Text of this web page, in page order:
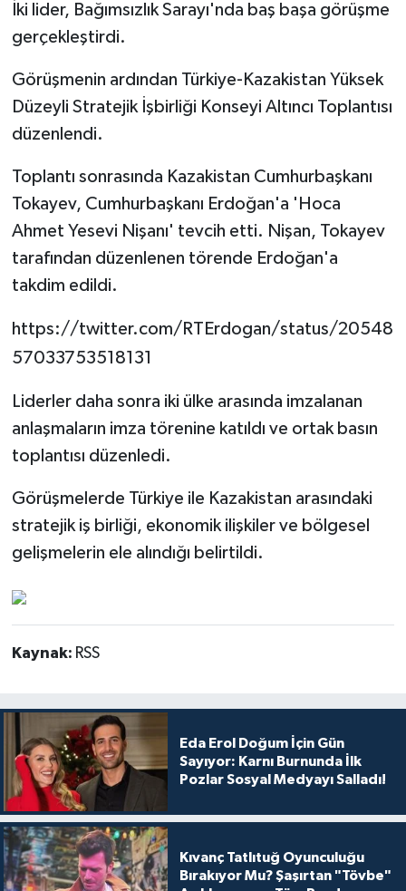
İki lider, Bağımsızlık Sarayı'nda baş başa görüşme
gerçekleştirdi.
Görüşmenin ardından Türkiye-Kazakistan Yüksek
Düzeyli Stratejik İşbirliği Konseyi Altıncı Toplantısı
düzenlendi.
Toplantı sonrasında Kazakistan Cumhurbaşkanı
Tokayev, Cumhurbaşkanı Erdoğan'a 'Hoca
Ahmet Yesevi Nişanı' tevcih etti. Nişan, Tokayev
tarafından düzenlenen törende Erdoğan'a
takdim edildi.
https://twitter.com/RTErdogan/status/20548
57033753518131
Liderler daha sonra iki ülke arasında imzalanan
anlaşmaların imza törenine katıldı ve ortak basın
toplantısı düzenledi.
Görüşmelerde Türkiye ile Kazakistan arasındaki
stratejik iş birliği, ekonomik ilişkiler ve bölgesel
gelişmelerin ele alındığı belirtildi.
Kaynak: RSS
Eda Erol Doğum İçin Gün
Sayıyor: Karnı Burnunda İlk
Pozlar Sosyal Medyayı Salladı!
Kıvanç Tatlıtuğ Oyunculuğu
Bırakıyor Mu? Şaşırtan "Tövbe"